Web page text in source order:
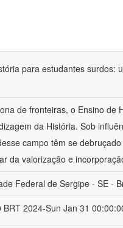
para estudantes surdos:
de fronteiras, o Ensino
da História. Sob
campo têm se
da valorização e
Federal de Sergipe - SE -
2024-Sun Jan 31